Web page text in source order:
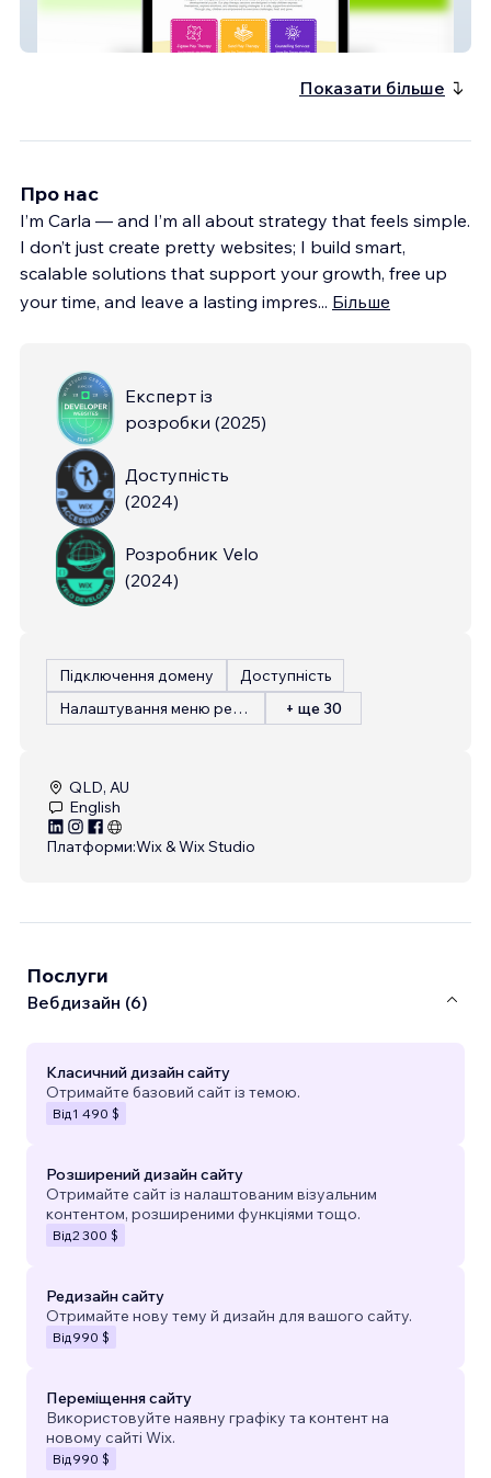
Jigsaw Play Therapy
Показати більше
Про нас
I’m Carla — and I’m all about strategy that feels simple.
I don’t just create pretty websites; I build smart,
scalable solutions that support your growth, free up
your time, and leave a lasting impres... Більше
Експерт із
розробки (2025)
Доступність
(2024)
Розробник Velo
(2024)
Підключення домену
Доступність
Налаштування меню ресторану
+ ще 30
QLD, AU
English
Платформи:Wix & Wix Studio
Послуги
Вебдизайн (6)
Класичний дизайн сайту
Отримайте базовий сайт із темою.
Від 1 490 $
Розширений дизайн сайту
Отримайте сайт із налаштованим візуальним
контентом, розширеними функціями тощо.
Від2 300 $
Редизайн сайту
Отримайте нову тему й дизайн для вашого сайту.
Від 990 $
Переміщення сайту
Використовуйте наявну графіку та контент на
новому сайті Wix.
Від 990 $